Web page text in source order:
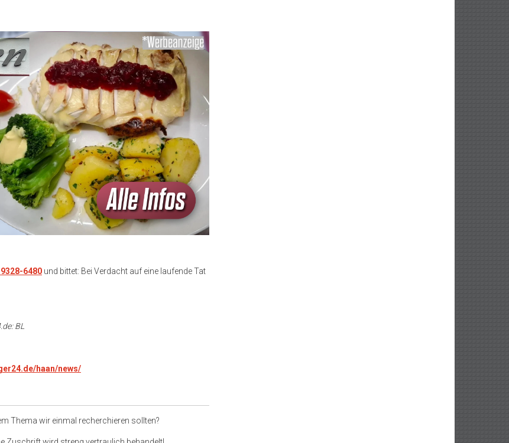
6480 und bittet: Bei Verdacht auf eine laufende Tat
BL
haan/news/
Thema wir einmal recherchieren sollten?